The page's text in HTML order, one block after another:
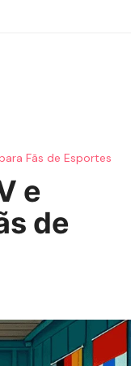
Fãs de Esportes
e
de